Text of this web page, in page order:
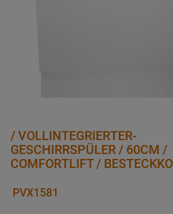
/ VOLLINTEGRIERTER-
GESCHIRRSPÜLER / 60CM /
COMFORTLIFT /
PVX1581